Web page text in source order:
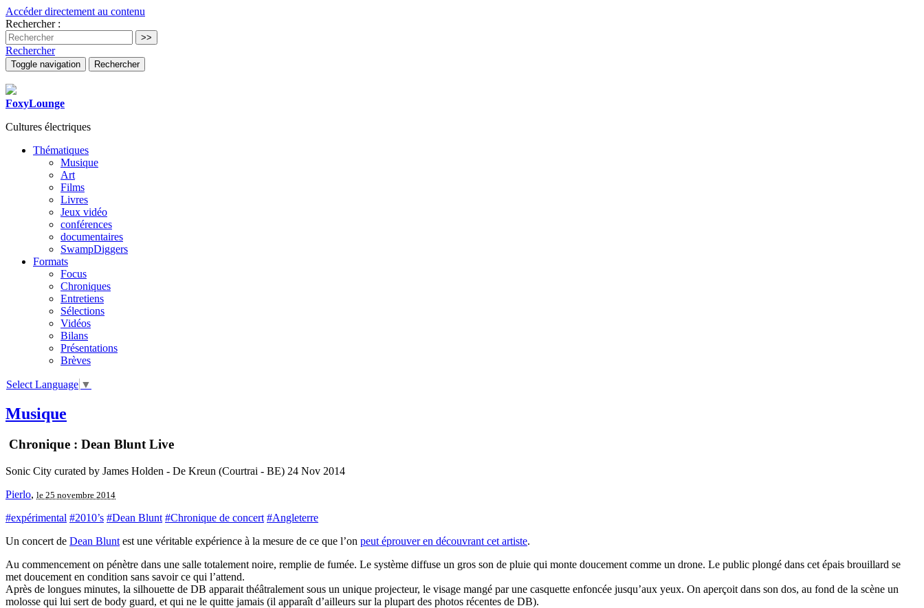
Accéder directement au contenu
Rechercher :
Rechercher
Toggle navigation Rechercher
FoxyLounge
Cultures électriques
Thématiques
Musique
Art
Films
Livres
Jeux vidéo
conférences
documentaires
SwampDiggers
Formats
Focus
Chroniques
Entretiens
Sélections
Vidéos
Bilans
Présentations
Brèves
Select Language ▼
Musique
Chronique : Dean Blunt Live
Sonic City curated by James Holden - De Kreun (Courtrai - BE) 24 Nov 2014
Pierlo, le 25 novembre 2014
#expérimental #2010’s #Dean Blunt #Chronique de concert #Angleterre
Un concert de Dean Blunt est une véritable expérience à la mesure de ce que l’on peut éprouver en découvrant cet artiste.
Au commencement on pénètre dans une salle totalement noire, remplie de fumée. Le système diffuse un gros son de pluie qui monte doucement comme un drone. Le public plongé dans cet épais brouillard se
met doucement en condition sans savoir ce qui l’attend.
Après de longues minutes, la silhouette de DB apparait théâtralement sous un unique projecteur, le visage mangé par une casquette enfoncée jusqu’aux yeux. On aperçoit dans son dos, au fond de la scène un
molosse qui lui sert de body guard, et qui ne le quitte jamais (il apparaît d’ailleurs sur la plupart des photos récentes de DB).